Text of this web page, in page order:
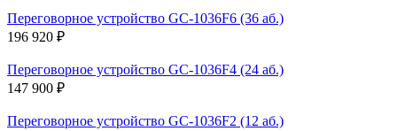
Переговорное устройство GC-1036F6 (36 аб.)
196 920 ₽
Переговорное устройство GC-1036F4 (24 аб.)
147 900 ₽
Переговорное устройство GC-1036F2 (12 аб.)